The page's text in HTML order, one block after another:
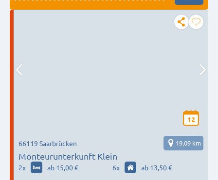
12
Monteurunterkunft Klein
66119 Saarbrücken 19,09 km
2x ab 15,00 € 6x ab 13,50 €